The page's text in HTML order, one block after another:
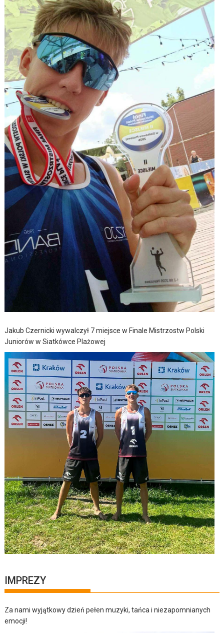
Jakub Czernicki wywalczył 7 miejsce w Finale Mistrzostw Polski
Juniorów w Siatkówce Plażowej
IMPREZY
Za nami wyjątkowy dzień pełen muzyki, tańca i niezapomnianych
emocji!